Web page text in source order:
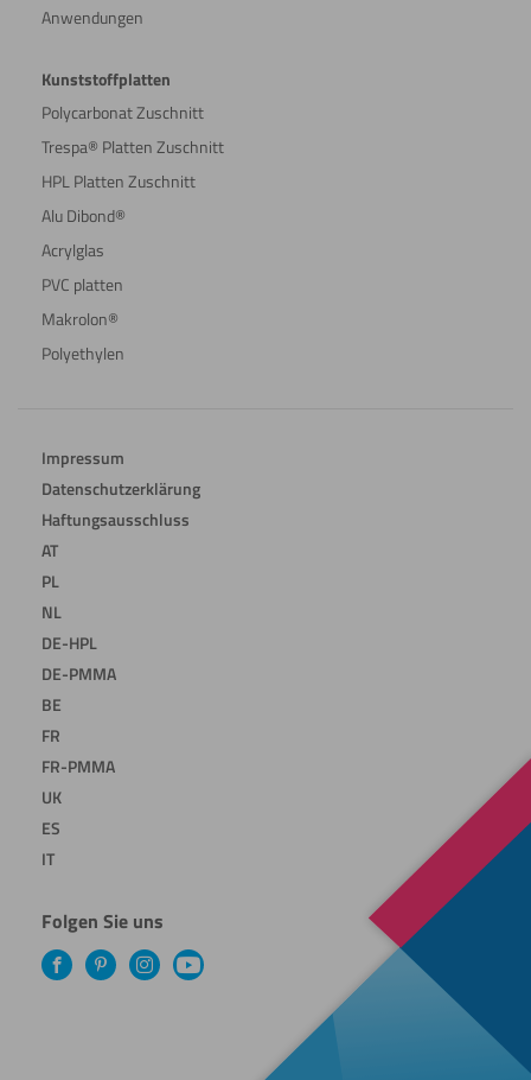
Anwendungen
Kunststoffplatten
Polycarbonat Zuschnitt
Trespa® Platten Zuschnitt
HPL Platten Zuschnitt
Alu Dibond®
Acrylglas
PVC platten
Makrolon®
Polyethylen
Impressum
Datenschutzerklärung
Haftungsausschluss
AT
PL
NL
DE-HPL
DE-PMMA
BE
FR
FR-PMMA
UK
ES
IT
Folgen Sie uns
FacebookPinterestInstagramYouTube